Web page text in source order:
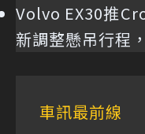
Volvo EX30推
新調整懸吊行程
車訊最前線